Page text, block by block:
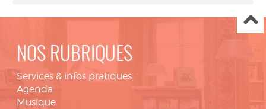
NOS RUBRIQUES
Services & infos pratiques
Agenda
Musique